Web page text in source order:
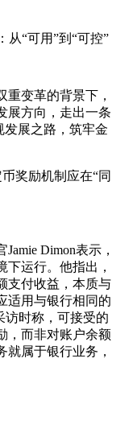
“可用”到“可控”
变革的背景下，
展方向，走出一条
发展之路，筑牢金
奖励机制应在“同
Dimon表示，
运行。他指出，
支付收益，本质与
适用与银行相同的
访时称，可接受的
，而非对账户余额
属于银行业务，